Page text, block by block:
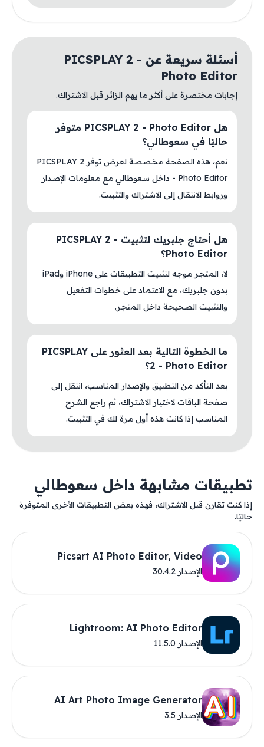
أسئلة سريعة عن PICSPLAY 2 -
Photo Editor
إجابات مختصرة على أكثر ما يهم الزائر قبل الاشتراك.
هل PICSPLAY 2 - Photo Editor متوفر
حاليًا في سعوطالي؟
نعم، هذه الصفحة مخصصة لعرض توفر PICSPLAY 2
- Photo Editor داخل سعوطالي مع معلومات الإصدار
وروابط الانتقال إلى الاشتراك والتثبيت.
هل أحتاج جلبريك لتثبيت PICSPLAY 2 -
Photo Editor؟
لا، المتجر موجه لتثبيت التطبيقات على iPhone وiPad
بدون جلبريك، مع الاعتماد على خطوات التفعيل
والتثبيت الصحيحة داخل المتجر.
ما الخطوة التالية بعد العثور على PICSPLAY
2 - Photo Editor؟
بعد التأكد من التطبيق والإصدار المناسب، انتقل إلى
صفحة الباقات لاختيار الاشتراك، ثم راجع الشرح
المناسب إذا كانت هذه أول مرة لك في التثبيت.
تطبيقات مشابهة داخل سعوطالي
إذا كنت تقارن قبل الاشتراك، فهذه بعض التطبيقات الأخرى المتوفرة
حاليًا.
Picsart AI Photo Editor, Video
الإصدار 30.4.2
Lightroom: AI Photo Editor
الإصدار 11.5.0
AI Art Photo Image Generator
الإصدار 3.5